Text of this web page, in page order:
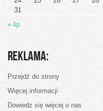
31
« lip
Reklama:
Przejdź do strony
Więcej informacji
Dowiedz się więcej o nas